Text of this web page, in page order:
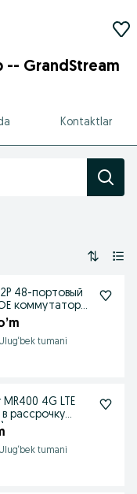
-- GrandStream
Kontaktlar
48-портовый
коммутатор
tumani
MR400 4G LTE
рассрочку
tumani